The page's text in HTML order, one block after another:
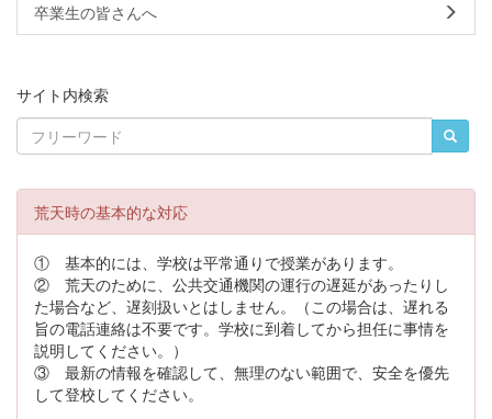
卒業生の皆さんへ
サイト内検索
荒天時の基本的な対応
① 基本的には、学校は平常通りで授業があります。
② 荒天のために、公共交通機関の運行の遅延があったりし
た場合など、遅刻扱いとはしません。（この場合は、遅れる
旨の電話連絡は不要です。学校に到着してから担任に事情を
説明してください。）
③ 最新の情報を確認して、無理のない範囲で、安全を優先
して登校してください。